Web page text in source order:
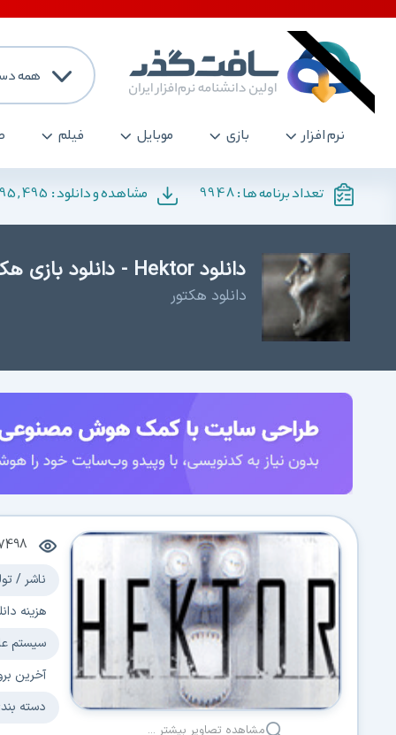
همه
نرم افزار بازی موبایل فیلم
تعداد برنامه ها :9948 مشاهده و دانلود :
دانلود Hektor - دانلود بازی هکتور
دانلود هکتور
مشاهده تصاویر بیشتر ...
ناشر /
هزینه
سیستم
آخرین
دسته